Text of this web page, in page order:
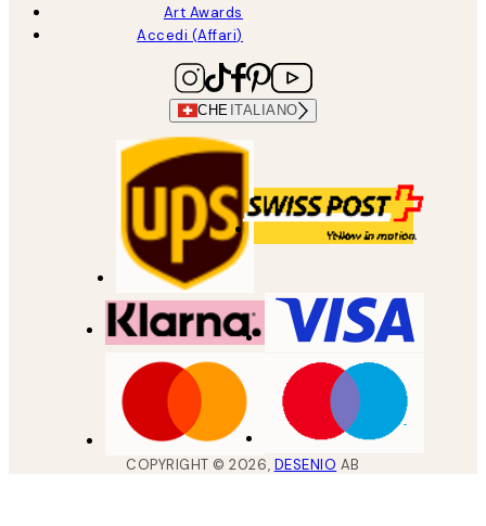
Art Awards
Accedi (Affari)
CHE ITALIANO
COPYRIGHT ©2026, DESENIO AB